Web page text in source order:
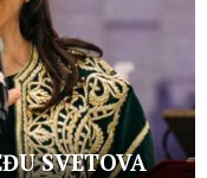
SVETOVA